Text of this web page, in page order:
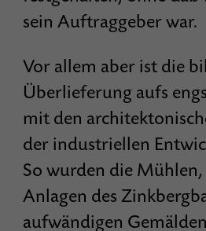
sein Auftraggeber war.
Vor allem aber ist die
Überlieferung aufs
mit den
der industriellen
So wurden die
Anlagen des
aufwändigen